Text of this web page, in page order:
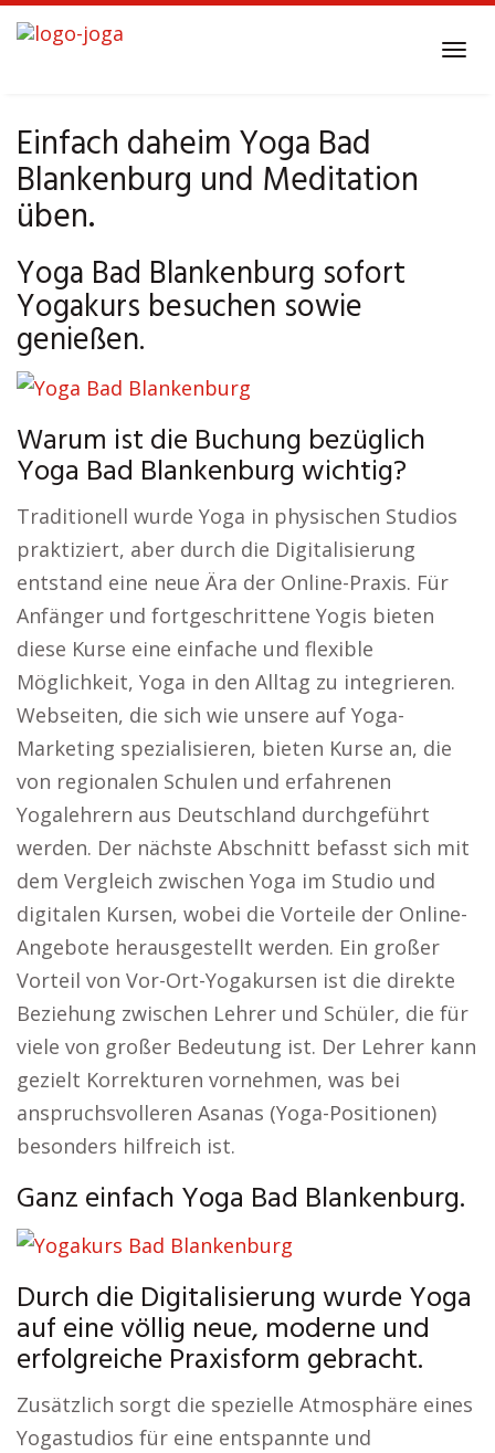
Skip
to
Einfach daheim Yoga Bad
Blankenburg und Meditation
üben.
Yoga Bad Blankenburg sofort
Yogakurs besuchen sowie
genießen.
Warum ist die Buchung bezüglich
Yoga Bad Blankenburg wichtig?
Traditionell wurde Yoga in physischen Studios
praktiziert, aber durch die Digitalisierung
entstand eine neue Ära der Online-Praxis. Für
Anfänger und fortgeschrittene Yogis bieten
diese Kurse eine einfache und flexible
Möglichkeit, Yoga in den Alltag zu integrieren.
Webseiten, die sich wie unsere auf Yoga-
Marketing spezialisieren, bieten Kurse an, die
von regionalen Schulen und erfahrenen
Yogalehrern aus Deutschland durchgeführt
werden. Der nächste Abschnitt befasst sich mit
dem Vergleich zwischen Yoga im Studio und
digitalen Kursen, wobei die Vorteile der Online-
Angebote herausgestellt werden. Ein großer
Vorteil von Vor-Ort-Yogakursen ist die direkte
Beziehung zwischen Lehrer und Schüler, die für
viele von großer Bedeutung ist. Der Lehrer kann
gezielt Korrekturen vornehmen, was bei
anspruchsvolleren Asanas (Yoga-Positionen)
besonders hilfreich ist.
Ganz einfach Yoga Bad Blankenburg.
Durch die Digitalisierung wurde Yoga
auf eine völlig neue, moderne und
erfolgreiche Praxisform gebracht.
Zusätzlich sorgt die spezielle Atmosphäre eines
Yogastudios für eine entspannte und